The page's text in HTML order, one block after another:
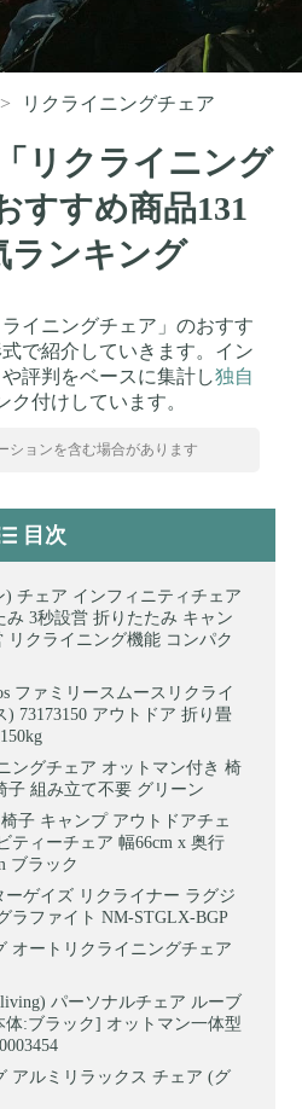
リクライニングチェア
「リクライニング
すすめ商品131
ランキング
イニングチェア」のおすす
で紹介していきます。イン
評判をベースに集計し独自
ク付けしています。
ションを含む場合があります
目次
) チェア インフィニティチェア
み 3秒設営 折りたたみ キャン
リクライニング機能 コンパク
ファミリースムースリクライ
73173150 アウトドア 折り畳
ングチェア オットマン付き 椅
子 組み立て不要 グリーン
子 キャンプ アウトドアチェ
ティーチェア 幅66cm x 奥行
ブラック
ゲイズ リクライナー ラグジ
ラファイト NM-STGLX-BGP
オートリクライニングチェア
パーソナルチェア ルーブ
:ブラック] オットマン一体型
アルミリラックス チェア (グ